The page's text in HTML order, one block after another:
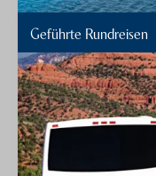
Geführte Rundreisen